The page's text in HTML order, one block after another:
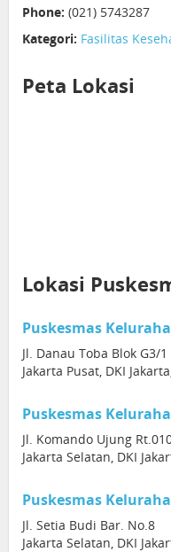
Phone: (021) 5743287
Kategori: Fasilitas
Peta Lokasi
Lokasi
Puskesmas
Jl. Danau Toba Blok G3/1
Jakarta Pusat, DKI
Puskesmas
Jl. Komando Ujung
Jakarta Selatan, DKI
Puskesmas
Jl. Setia Budi Bar. No.8
Jakarta Selatan, DKI